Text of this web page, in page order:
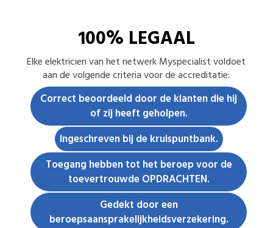
100% LEGAAL
Elkeelektricienvan het netwerk Myspecialist voldoet
aan de volgende criteria voor de accreditatie:
Correct beoordeeld door de klanten die hij
of zij heeft geholpen.
Ingeschreven bij de kruispuntbank.
Toegang hebben tot het beroep voor de
toevertrouwde OPDRACHTEN.
Gedekt door een
beroepsaansprakelijkheidsverzekering.